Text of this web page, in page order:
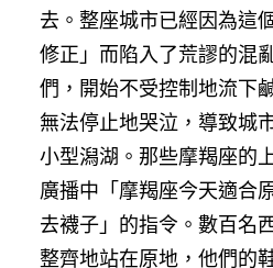
去。整座城市已經因為這
修正」而陷入了荒謬的混
們，開始不受控制地流下
無法停止地哭泣，導致城
小型潟湖。那些摩羯座的
廣播中「摩羯座今天適合
去襪子」的指令。數百名
整齊地站在原地，他們的